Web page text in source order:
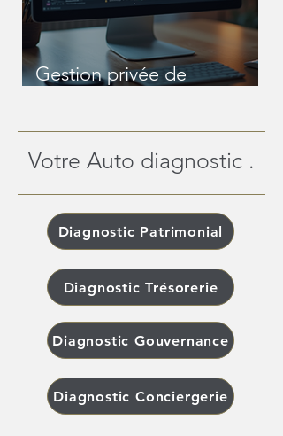
Gestion privée de
patrimoines complexes
Votre Auto diagnostic .
Diagnostic Patrimonial
Diagnostic Trésorerie
Diagnostic Gouvernance
Diagnostic Conciergerie